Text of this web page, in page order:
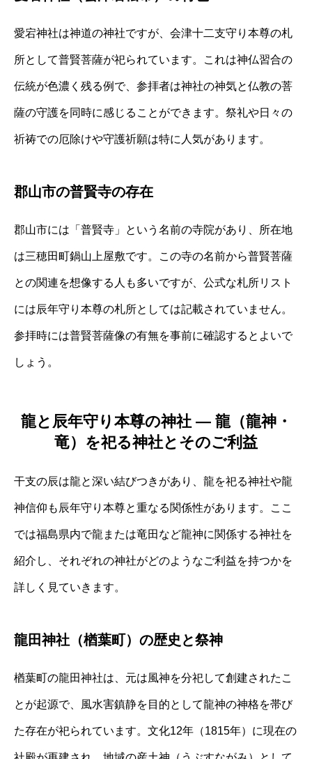
愛宕神社は神道の神社ですが、会津十二支守り本尊の札
所として普賢菩薩が祀られています。これは神仏習合の
伝統が色濃く残る例で、参拝者は神社の神気と仏教の菩
薩の守護を同時に感じることができます。祭礼や日々の
祈祷での厄除けや守護祈願は特に人気があります。
郡山市の普賢寺の存在
郡山市には「普賢寺」という名前の寺院があり、所在地
は三穂田町鍋山上屋敷です。この寺の名前から普賢菩薩
との関連を想像する人も多いですが、公式な札所リスト
には辰年守り本尊の札所としては記載されていません。
参拝時には普賢菩薩像の有無を事前に確認するとよいで
しょう。
龍と辰年守り本尊の神社 ― 龍（龍神・
竜）を祀る神社とそのご利益
干支の辰は龍と深い結びつきがあり、龍を祀る神社や龍
神信仰も辰年守り本尊と重なる関係性があります。ここ
では福島県内で龍または竜田など龍神に関係する神社を
紹介し、それぞれの神社がどのようなご利益を持つかを
詳しく見ていきます。
龍田神社（楢葉町）の歴史と祭神
楢葉町の龍田神社は、元は風神を分祀して創建されたこ
とが起源で、風水害鎮静を目的として龍神の神格を帯び
た存在が祀られています。文化12年（1815年）に現在の